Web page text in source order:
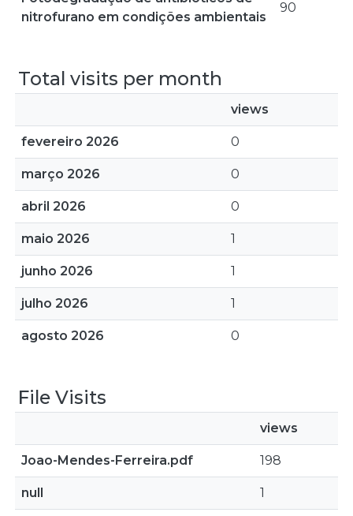
nitrofurano em condições ambientais
90
Total visits per month
views
fevereiro 2026 0
março 2026 0
abril 2026 0
maio 2026 1
junho 2026 1
julho 2026 1
agosto 2026 0
File Visits
views
Joao-Mendes-Ferreira.pdf 198
null 1